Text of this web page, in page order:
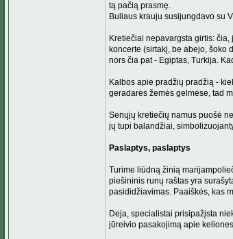
tą pačią prasmę.
Buliaus krauju susijungdavo su
Kretiečiai nepavargsta girtis:
koncerte (sirtakį, be abejo, šoko
nors čia pat - Egiptas, Turkija.
Kalbos apie pradžių pradžią -
geradarės žemės gelmėse, tad
Senųjų kretiečių namus puošė
jų tupi balandžiai,
Paslaptys, paslaptys
Turime liūdną žinią
piešininis runų raštas yra
pasididžiavimas. Paaiškės, kas
Deja, specialistai prisipažįsta
jūreivio pasakojimą apie